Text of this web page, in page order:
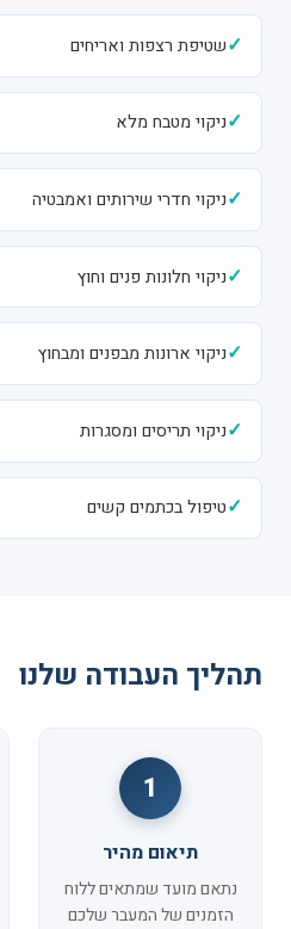
✓שטיפת רצפות ואריחים
✓ניקוי מטבח מלא
✓ניקוי חדרי שירותים ואמבטיה
✓ניקוי חלונות פנים וחוץ
✓ניקוי ארונות מבפנים ומבחוץ
✓ניקוי תריסים ומסגרות
✓טיפול בכתמים קשים
תהליך העבודה שלנו
1
תיאום מהיר
נתאם מועד שמתאים ללוח
הזמנים של המעבר שלכם